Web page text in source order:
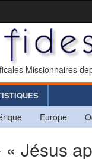
Missionnaires
Europe
Jésus